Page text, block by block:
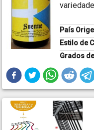
País
Estilo de
Grados